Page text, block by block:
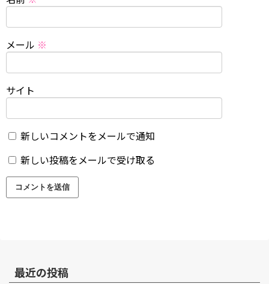
メール ※
サイト
新しいコメントをメールで通知
新しい投稿をメールで受け取る
最近の投稿